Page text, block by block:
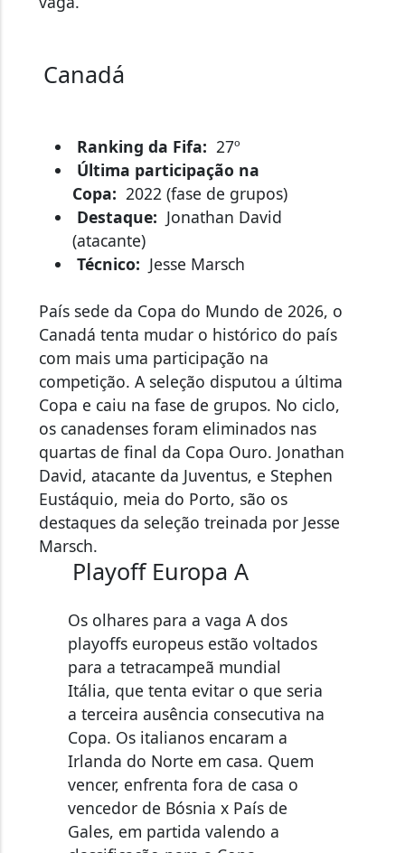
Canadá
Última participação na
Copa: 2022 (fase de grupos)
Destaque: Jonathan David
(atacante)
Técnico:
Canadá tenta mudar o histórico do país
com mais uma participação na
competição. A seleção disputou a última
Copa e caiu na fase de grupos. No ciclo,
os canadenses foram eliminados nas
quartas de final da Copa Ouro. Jonathan
David, atacante da Juventus, e Stephen
Eustáquio, meia do Porto, são os
destaques da seleção treinada por Jesse
Marsch.
Playoff Europa A
playoffs europeus estão voltados
para a tetracampeã mundial
Itália, que tenta evitar o que seria
a terceira ausência consecutiva na
Copa. Os italianos encaram a
Irlanda do Norte em casa. Quem
vencer, enfrenta fora de casa o
vencedor de Bósnia x País de
Gales, em partida valendo a
classificação para a Copa.